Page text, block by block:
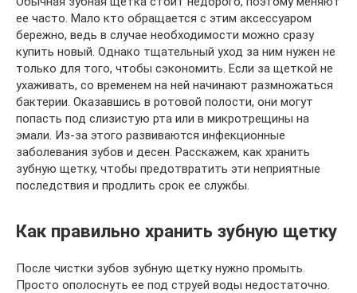
ее часто. Мало кто обращается с этим аксессуаром
бережно, ведь в случае необходимости можно сразу
купить новый. Однако тщательный уход за ним нужен не
только для того, чтобы сэкономить. Если за щеткой не
ухаживать, со временем на ней начинают размножаться
бактерии. Оказавшись в ротовой полости, они могут
попасть под слизистую рта или в микротрещины на
эмали. Из-за этого развиваются инфекционные
заболевания зубов и десен. Расскажем, как хранить
зубную щетку, чтобы предотвратить эти неприятные
последствия и продлить срок ее службы.
Как правильно хранить зубную щетку
После чистки зубов зубную щетку нужно промыть.
Просто ополоснуть ее под струей воды недостаточно.